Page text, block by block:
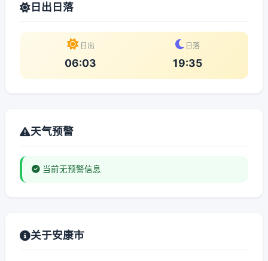
日出日落
日出
06:03
日落
19:35
天气预警
当前无预警信息
关于安康市